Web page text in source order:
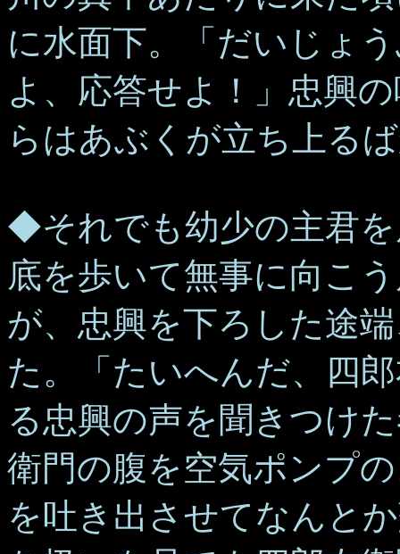
に水面下。「だいじょ
よ、応答せよ！」忠興
らはあぶくが立ち上る
◆それでも幼少の主君
底を歩いて無事に向こ
が、忠興を下ろした途
た。「たいへんだ、四
る忠興の声を聞きつけ
衛門の腹を空気ポンプ
を吐き出させてなんと